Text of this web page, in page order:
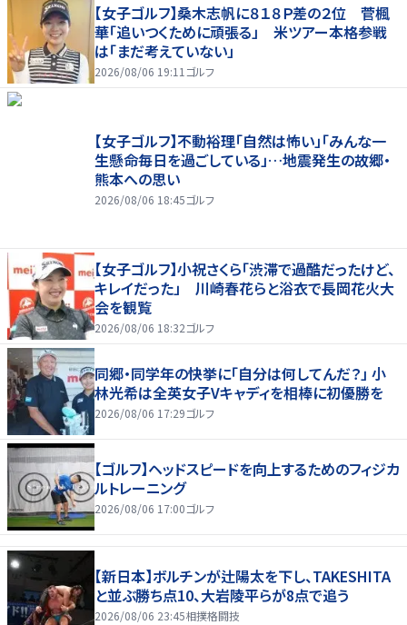
【女子ゴルフ】桑木志帆に８１８Ｐ差の２位 菅楓
華「追いつくために頑張る」 米ツアー本格参戦
は「まだ考えていない」
2026/08/06 19:11 ゴルフ
【女子ゴルフ】不動裕理「自然は怖い」「みんな一
生懸命毎日を過ごしている」…地震発生の故郷・
熊本への思い
2026/08/06 18:45ゴルフ
【女子ゴルフ】小祝さくら「渋滞で過酷だったけど、
キレイだった」 川崎春花らと浴衣で長岡花火大
会を観覧
2026/08/06 18:32ゴルフ
同郷・同学年の快挙に「自分は何してんだ？」 小
林光希は全英女子Vキャディを相棒に初優勝を
2026/08/06 17:29ゴルフ
【ゴルフ】ヘッドスピードを向上するためのフィジカ
ルトレーニング
2026/08/06 17:00ゴルフ
【新日本】ボルチンが辻陽太を下し、TAKESHITA
と並ぶ勝ち点10、大岩陵平らが8点で追う
2026/08/06 23:45相撲格闘技